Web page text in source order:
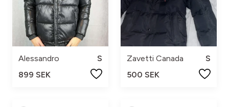
Alessandro
S
899 SEK
Zavetti Canada
S
500 SEK